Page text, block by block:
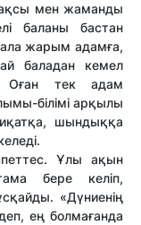
мен жаманды
баланы бастан
жарым адамға,
баладан кемел
Оған тек адам
білімі арқылы
шындыққа
Ұлы ақын
бере келіп,
«Дүниенің
ең болмағанда